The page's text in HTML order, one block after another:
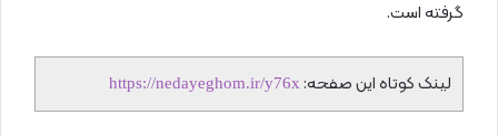
گرفته است.
لینک کوتاه این صفحه: https://nedayeghom.ir/y76x